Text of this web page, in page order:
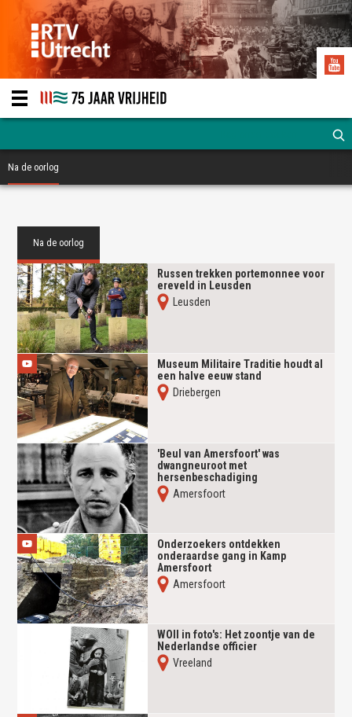
Na de oorlog
Na de oorlog
Russen trekken portemonnee voor
ereveld in Leusden
Leusden
Museum Militaire Traditie houdt al
een halve eeuw stand
Driebergen
'Beul van Amersfoort' was
dwangneuroot met
hersenbeschadiging
Amersfoort
Onderzoekers ontdekken
onderaardse gang in Kamp
Amersfoort
Amersfoort
WOII in foto's: Het zoontje van de
Nederlandse officier
Vreeland